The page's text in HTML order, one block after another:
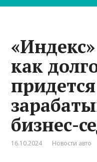
как
придется
бизнес-
16.10.2024 Новости авто